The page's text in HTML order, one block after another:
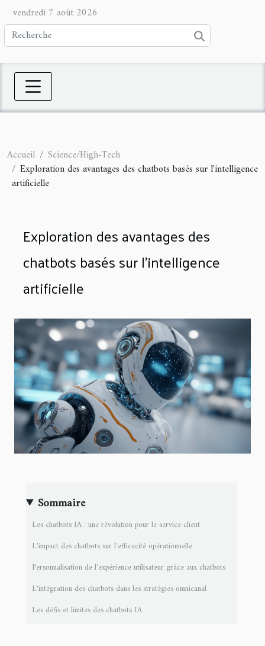
vendredi 7 août 2026
Accueil
Science/High-Tech
Exploration des avantages des chatbots basés sur l'intelligence
artificielle
Exploration des avantages des
chatbots basés sur l'intelligence
artificielle
Sommaire
Les chatbots IA : une révolution pour le service client
L'impact des chatbots sur l'efficacité opérationnelle
Personnalisation de l'expérience utilisateur grâce aux chatbots
L'intégration des chatbots dans les stratégies omnicanal
Les défis et limites des chatbots IA